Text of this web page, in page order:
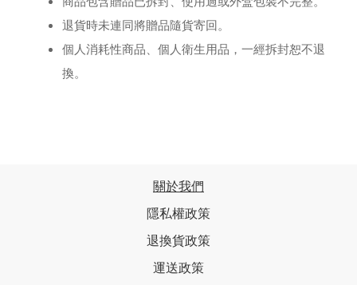
退貨時未連同將贈品隨貨寄回。
個人消耗性商品、個人衛生用品，一經拆封恕不退
換。
關於我們
隱私權政策
退換貨政策
運送政策